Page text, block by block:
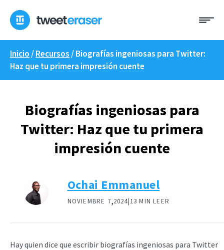
contenido
Inicio /Recursos /Biografías ingeniosas para Twitter:
Haz que tu primera impresión cuente
Biografías ingeniosas para
Twitter: Haz que tu primera
impresión cuente
Ochai Emmanuel
NOVIEMBRE 7,2024|13 MIN LEER
Hay quien dice que escribir biografías ingeniosas para Twitter